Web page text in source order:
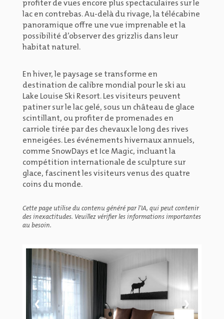
profiter de vues encore plus spectaculaires sur le
lac en contrebas. Au-delà du rivage, la télécabine
panoramique offre une vue imprenable et la
possibilité d’observer des grizzlis dans leur
habitat naturel.
En hiver, le paysage se transforme en
destination de calibre mondial pour le ski au
Lake Louise Ski Resort. Les visiteurs peuvent
patiner sur le lac gelé, sous un château de glace
scintillant, ou profiter de promenades en
carriole tirée par des chevaux le long des rives
enneigées. Les événements hivernaux annuels,
comme SnowDays et Ice Magic, incluant la
compétition internationale de sculpture sur
glace, fascinent les visiteurs venus des quatre
coins du monde.
Cette page utilise du contenu généré par l’IA, qui peut contenir
des inexactitudes. Veuillez vérifier les informations importantes
au besoin.
‹ ›